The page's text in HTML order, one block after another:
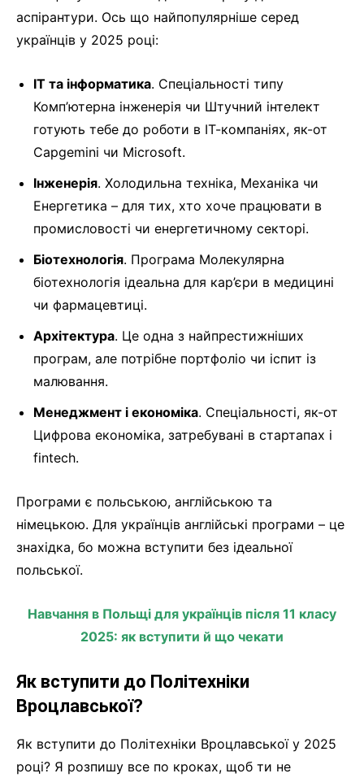
аспірантури. Ось що найпопулярніше серед
українців у 2025 році:
ІТ та інформатика. Спеціальності типу
Комп’ютерна інженерія чи Штучний інтелект
готують тебе до роботи в ІТ-компаніях, як-от
Capgemini чи Microsoft.
Інженерія. Холодильна техніка, Механіка чи
Енергетика – для тих, хто хоче працювати в
промисловості чи енергетичному секторі.
Біотехнологія. Програма Молекулярна
біотехнологія ідеальна для кар’єри в медицині
чи фармацевтиці.
Архітектура. Це одна з найпрестижніших
програм, але потрібне портфоліо чи іспит із
малювання.
Менеджмент і економіка. Спеціальності, як-от
Цифрова економіка, затребувані в стартапах і
fintech.
Програми є польською, англійською та
німецькою. Для українців англійські програми – це
знахідка, бо можна вступити без ідеальної
польської.
Навчання в Польщі для українців після 11 класу
2025: як вступити й що чекати
Як вступити до Політехніки
Вроцлавської?
Як вступити до Політехніки Вроцлавської у 2025
році? Я розпишу все по кроках, щоб ти не